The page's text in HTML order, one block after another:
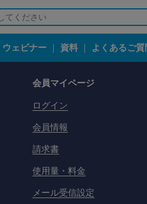
ウェビナー ｜ 資料 ｜ よくあるご質
会員マイページ
ログイン
会員情報
請求書
使用量・料金
メール受信設定